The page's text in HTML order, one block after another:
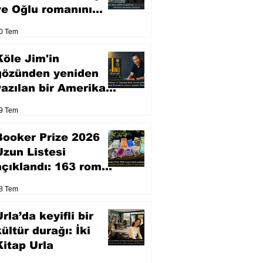
Oğlu romanını
Tem
Jim'in
yeniden
bir Amerikan
Tem
Prize 2026
Listesi
163 roman
Tem
keyifli bir
durağı: İki
Urla